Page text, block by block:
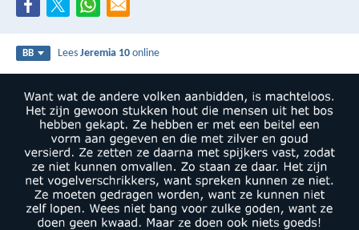
BB LeesJeremia 10 online